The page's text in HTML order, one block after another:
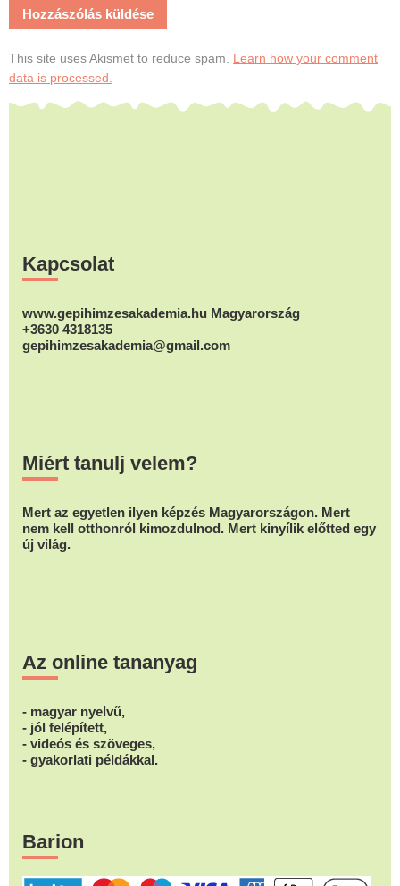
This site uses Akismet to reduce spam. Learn how your comment
data is processed.
Kapcsolat
www.gepihimzesakademia.hu Magyarország
+3630 4318135
gepihimzesakademia@gmail.com
Miért tanulj velem?
Mert az egyetlen ilyen képzés Magyarországon. Mert
nem kell otthonról kimozdulnod. Mert kinyílik előtted egy
új világ.
Az online tananyag
- magyar nyelvű,
- jól felépített,
- videós és szöveges,
- gyakorlati példákkal.
Barion